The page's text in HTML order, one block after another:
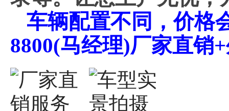
车辆配置不同，价格
8800(马经理)厂家直销